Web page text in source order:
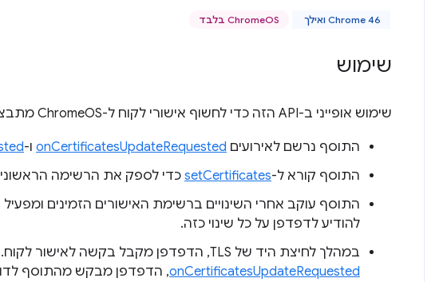
Chrome 46 ואילך ChromeOS בלבד
שימוש
שימוש אופייני ב-API הזה כדי לחשוף אישורי לקוח ל-ChromeOS מתבצע באופן הבא:
התוסף נרשם לאירועים onCertificatesUpdateRequested ו-
התוסף קורא ל-setCertificates כדי לספק את הרשימה
התוסף עוקב אחרי השינויים ברשימת האישורים הזמינים
להודיע לדפדפן על כל שינוי כזה.
במהלך לחיצת היד של TLS, הדפדפן מקבל בקשה לאישור לקוח. באירוע
onCertificatesUpdateRequested, הדפדפן מבקש מהתוסף